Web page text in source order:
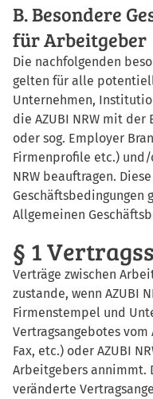
B. Besondere
für Arbeitgeber
Die nachfolgenden
gelten für alle
Unternehmen,
die AZUBI NRW mit
oder sog. Employer
Firmenprofile etc.) und/
NRW beauftragen.
Geschäftsbedingungen
Allgemeinen
§ 1
Verträge zwischen
zustande, wenn AZUBI
Firmenstempel und
Vertragsangebotes
Fax, etc.) oder AZUBI
Arbeitgebers annimmt.
veränderte